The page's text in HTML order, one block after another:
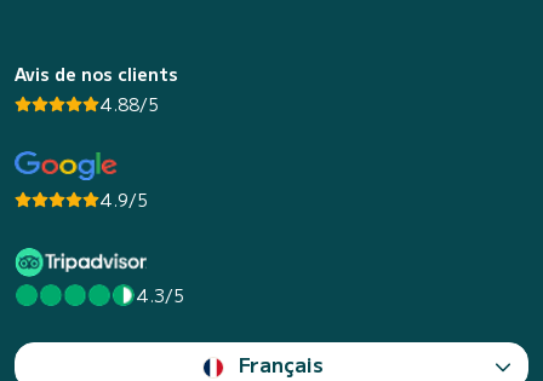
Avis de nos clients
4.88/5
4.9/5
4.3/5
Français